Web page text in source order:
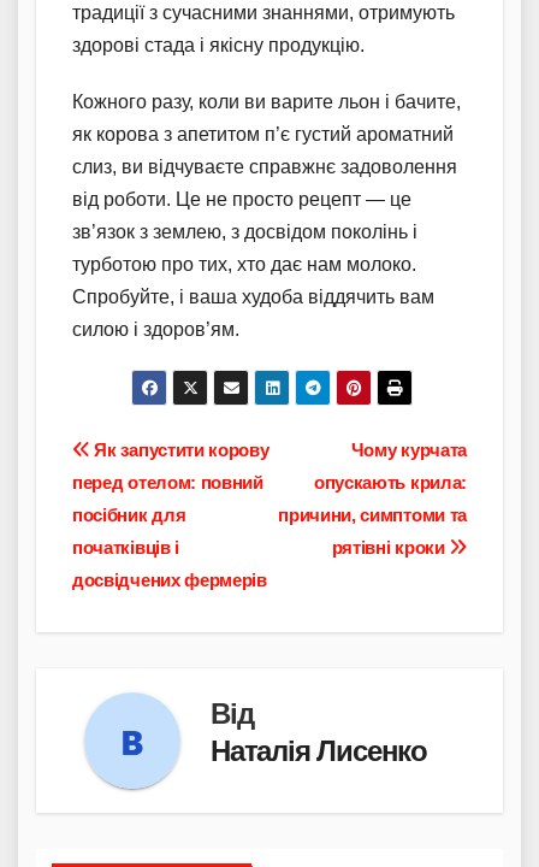
традиції з сучасними знаннями, отримують
здорові стада і якісну продукцію.
Кожного разу, коли ви варите льон і бачите,
як корова з апетитом п’є густий ароматний
слиз, ви відчуваєте справжнє задоволення
від роботи. Це не просто рецепт — це
зв’язок з землею, з досвідом поколінь і
турботою про тих, хто дає нам молоко.
Спробуйте, і ваша худоба віддячить вам
силою і здоров’ям.
Навігація
записів
Чому курчата
опускають крила:
причини, симптоми та
рятівні кроки
Як запустити корову
перед отелом: повний
посібник для
початківців і
досвідчених фермерів
Від
Наталія Лисенко